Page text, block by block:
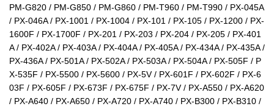
PM-G820 / PM-G850 / PM-G860 / PM-T960 / PM-T990 / PX-045A
/ PX-046A / PX-1001 / PX-1004 / PX-101 / PX-105 / PX-1200 / PX-
1600F / PX-1700F / PX-201 / PX-203 / PX-204 / PX-205 / PX-401
A / PX-402A / PX-403A / PX-404A / PX-405A / PX-434A / PX-435A /
PX-436A / PX-501A / PX-502A / PX-503A / PX-504A / PX-505F / P
X-535F / PX-5500 / PX-5600 / PX-5V / PX-601F / PX-602F / PX-6
03F / PX-605F / PX-673F / PX-675F / PX-7V / PX-A550 / PX-A620
/ PX-A640 / PX-A650 / PX-A720 / PX-A740 / PX-B300 / PX-B310 /